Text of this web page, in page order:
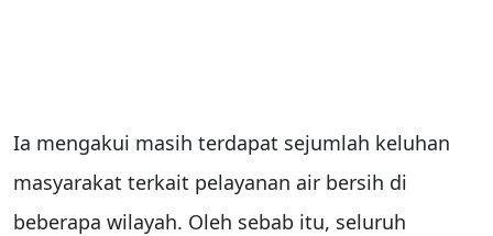
Ia mengakui masih terdapat sejumlah keluhan
masyarakat terkait pelayanan air bersih di
beberapa wilayah. Oleh sebab itu, seluruh